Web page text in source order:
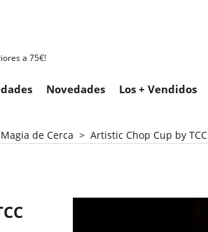
a 75€!
Novedades Los + Vendidos
Magia de Cerca > Artistic Chop Cup by TCC